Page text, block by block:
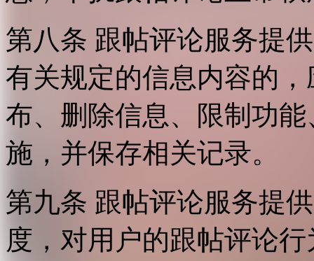
第八条 跟帖评论服务提
有关规定的信息内容的
布、删除信息、限制功
施，并保存相关记录。
第九条 跟帖评论服务提
度，对用户的跟帖评论